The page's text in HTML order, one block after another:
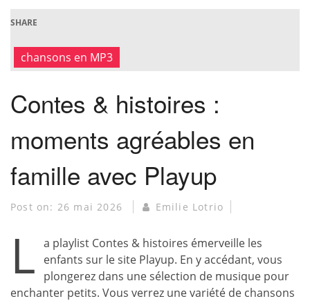
SHARE
chansons en MP3
Contes & histoires :
moments agréables en
famille avec Playup
Post on: 26 mai 2026 Emilie Lotrio
L a playlist Contes & histoires émerveille les
enfants sur le site Playup. En y accédant, vous
plongerez dans une sélection de musique pour
enchanter petits. Vous verrez une variété de chansons